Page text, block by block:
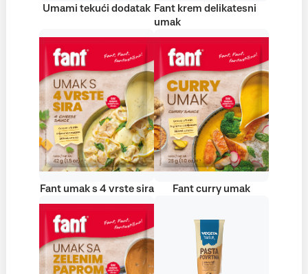
Umami tekući dodatak Fant krem delikatesni
umak
Fant umak s 4 vrste sira Fant curry umak